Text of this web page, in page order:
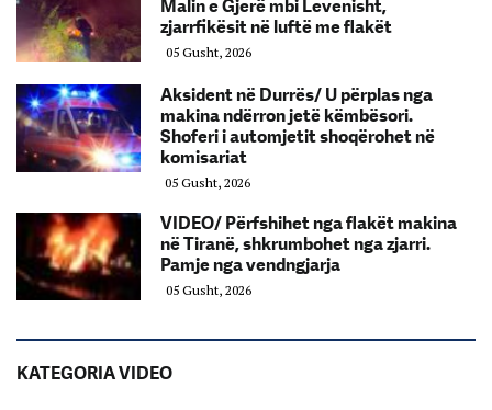
Malin e Gjerë mbi Levenisht,
zjarrfikësit në luftë me flakët
05 Gusht, 2026
Aksident në Durrës/ U përplas nga
makina ndërron jetë këmbësori.
Shoferi i automjetit shoqërohet në
komisariat
05 Gusht, 2026
VIDEO/ Përfshihet nga flakët makina
në Tiranë, shkrumbohet nga zjarri.
Pamje nga vendngjarja
05 Gusht, 2026
KATEGORIA VIDEO